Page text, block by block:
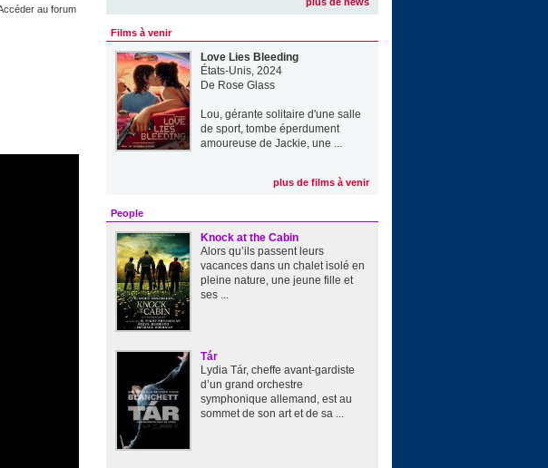
Films à venir
Love Lies Bleeding
États-Unis, 2024
De Rose Glass
Lou, gérante solitaire d'une salle
de sport, tombe éperdument
amoureuse de Jackie, une ...
plus de films à venir
People
Knock at the Cabin
Alors qu’ils passent leurs
vacances dans un chalet isolé en
pleine nature, une jeune fille et
ses ...
Tár
Lydia Tár, cheffe avant-gardiste
d’un grand orchestre
symphonique allemand, est au
sommet de son art et de sa ...